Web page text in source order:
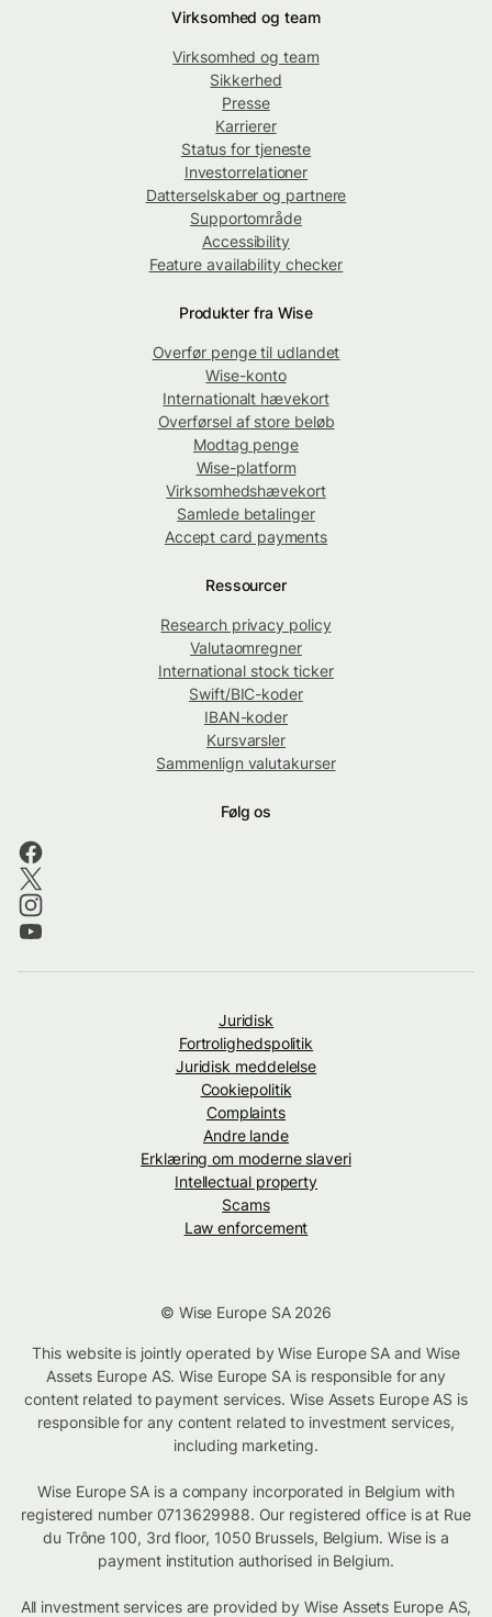
Virksomhed og team
Virksomhed og team
Sikkerhed
Presse
Karrierer
Status for tjeneste
Investorrelationer
Datterselskaber og partnere
Supportområde
Accessibility
Feature availability checker
Produkter fra Wise
Overfør penge til udlandet
Wise-konto
Internationalt hævekort
Overførsel af store beløb
Modtag penge
Wise-platform
Virksomhedshævekort
Samlede betalinger
Accept card payments
Ressourcer
Research privacy policy
Valutaomregner
International stock ticker
Swift/BIC-koder
IBAN-koder
Kursvarsler
Sammenlign valutakurser
Følg os
Juridisk
Fortrolighedspolitik
Juridisk meddelelse
Cookiepolitik
Complaints
Andre lande
Erklæring om moderne slaveri
Intellectual property
Scams
Law enforcement
© Wise Europe SA 2026
This website is jointly operated by Wise Europe SA and Wise
Assets Europe AS. Wise Europe SA is responsible for any
content related to payment services. Wise Assets Europe AS is
responsible for any content related to investment services,
including marketing.
Wise Europe SA is a company incorporated in Belgium with
registered number 0713629988. Our registered office is at Rue
du Trône 100, 3rd floor, 1050 Brussels, Belgium. Wise is a
payment institution authorised in Belgium.
All investment services are provided by Wise Assets Europe AS,